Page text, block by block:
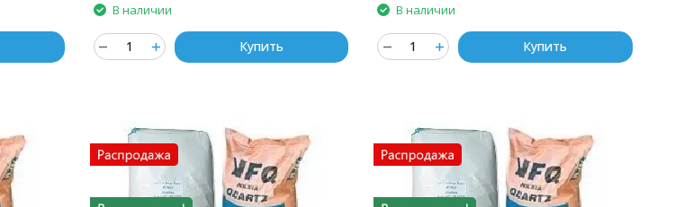
В наличии
Купить
В наличии
Купить